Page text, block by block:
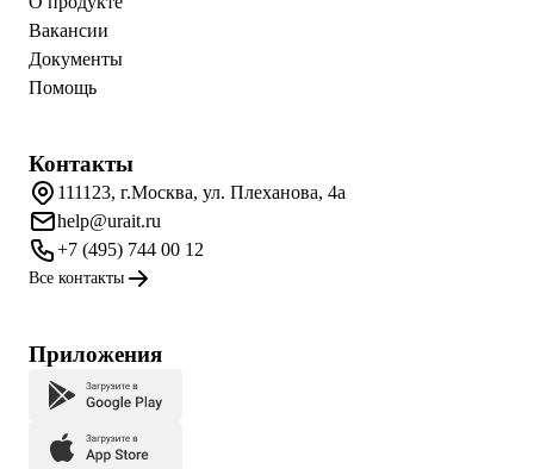
Вакансии
Документы
Помощь
Контакты
111123, г.Москва, ул. Плеханова, 4а
help@urait.ru
+7 (495) 744 00 12
Все контакты
Приложения